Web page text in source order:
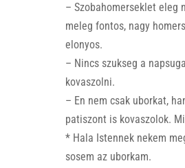
– Szobahomerseklet eleg
meleg fontos, nagy
elonyos.
– Nincs szukseg a
kovaszolni.
– En nem csak uborkat,
patiszont is kovaszolok.
* Hala Istennek nekem
sosem az uborkam.